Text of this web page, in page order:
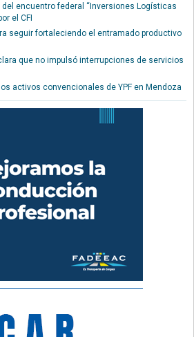
encuentro federal “Inversiones Logísticas
el CFI
seguir fortaleciendo el entramado productivo
que no impulsó interrupciones de servicios
activos convencionales de YPF en Mendoza